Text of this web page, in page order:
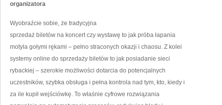
organizatora
Wyobraźcie sobie, że tradycyjna
sprzedaż biletów na koncert czy wystawę to jak próba łapania
motyla gołymi rękami – pełno straconych okazji i chaosu. Z kolei
systemy online do sprzedaży biletów to jak posiadanie sieci
rybackiej – szerokie możliwości dotarcia do potencjalnych
uczestników, szybka obsługa i pełna kontrola nad tym, kto, kiedy i
za ile kupił wejściówkę. To właśnie cyfrowe rozwiązania